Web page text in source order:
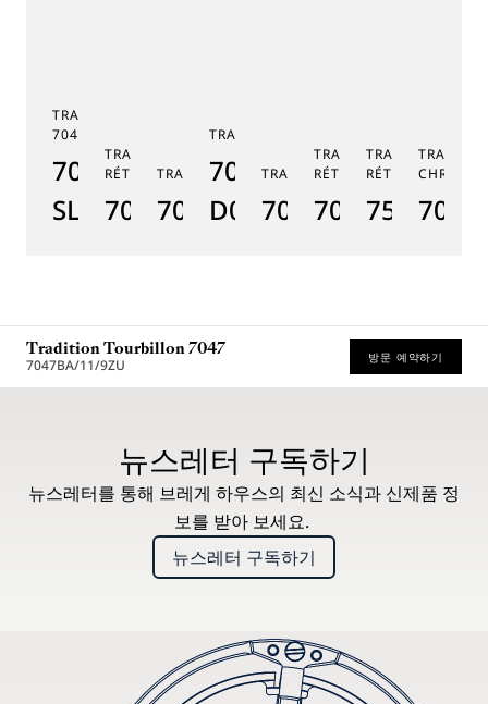
TRADITION TOURBILLON
7047
7047PT/YY/5ZU
SL
TRADITION SECONDE
RÉTROGRADE 7097
7097BR/GB/3WU
TRADITION GMT 7067
7067PT/NM/5W601
TRADITION 7038
7038BB/N9/7V6
D0
TRADITION 7037
7037PT/N9/5V6
TRADITION SECONDE
RÉTROGRADE 7035
7035BH/H2/
TRADITION
RÉTROGRADE
7597BB/
Tradition Tourbillon 7047
7047BA/11/9ZU 방문 예약하기
뉴스레터 구독하기
뉴스레터를 통해 브레게 하우스의 최신 소식과 신제품 정
보를 받아 보세요.
뉴스레터 구독하기